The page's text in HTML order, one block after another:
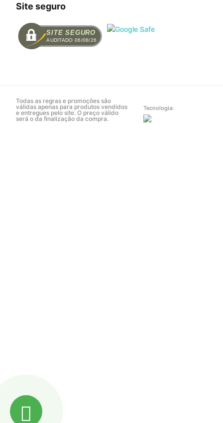
Site seguro
SITE SEGURO
AUDITADO 06/08/26
Todas as regras e promoções são
válidas apenas para produtos vendidos
e entregues pelo site. O preço válido
será o da finalização da compra.
Tecnologia: